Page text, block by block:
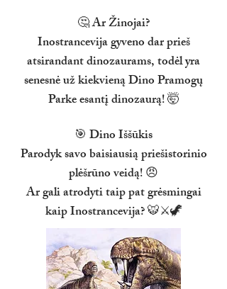
🤔 Ar Žinojai?
Inostrancevija gyveno dar prieš
atsirandant dinozaurams, todėl yra
senesnė už kiekvieną Dino Pramogų
Parke esantį dinozaurą! 🤯
🎯 Dino Iššūkis
Parodyk savo baisiausią priešistorinio
plėšrūno veidą! 😠
Ar gali atrodyti taip pat grėsmingai
kaip Inostrancevija? 🐯⚔️🦖